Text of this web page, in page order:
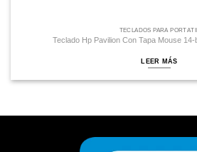
TECLADOS PARA
Teclado Hp Pavilion Con Tapa Mouse
LEER MÁS